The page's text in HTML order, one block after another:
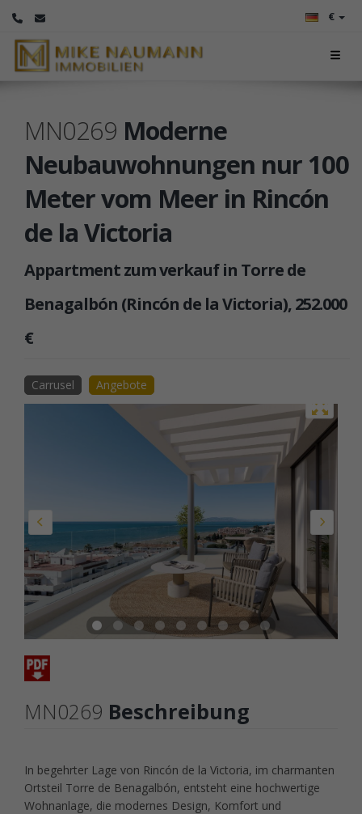
€
MN0269 Moderne
Neubauwohnungen nur 100
Meter vom Meer in Rincón
de la Victoria
Appartment zum verkauf in Torre de
Benagalbón (Rincón de la Victoria), 252.000
€
Carrusel Angebote
MN0269 Beschreibung
In begehrter Lage von Rincón de la Victoria, im charmanten
Ortsteil Torre de Benagalbón, entsteht eine hochwertige
Wohnanlage, die modernes Design, Komfort und